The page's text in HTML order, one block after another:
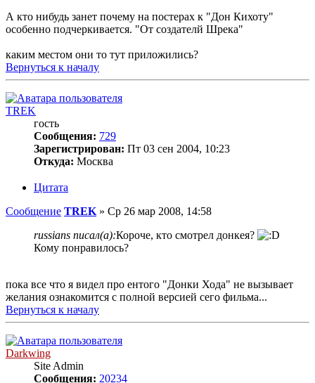
А кто нибудь занет почему на постерах к "Дон Кихоту"
особенно подчеркивается. "От создателй Шрека"
каким местом они то тут приложились?
Вернуться к началу
TREK
гость
Сообщения: 729
Зарегистрирован: Пт 03 сен 2004, 10:23
Откуда: Москва
Цитата
Сообщение TREK » Ср 26 мар 2008, 14:58
russians писал(а):Короче, кто смотрел донкея?
Кому понравилось?
пока все что я видел про ентого "Донки Хода" не вызывает
желания ознакомится с полной версией сего фильма...
Вернуться к началу
Darkwing
Site Admin
Сообщения: 20234